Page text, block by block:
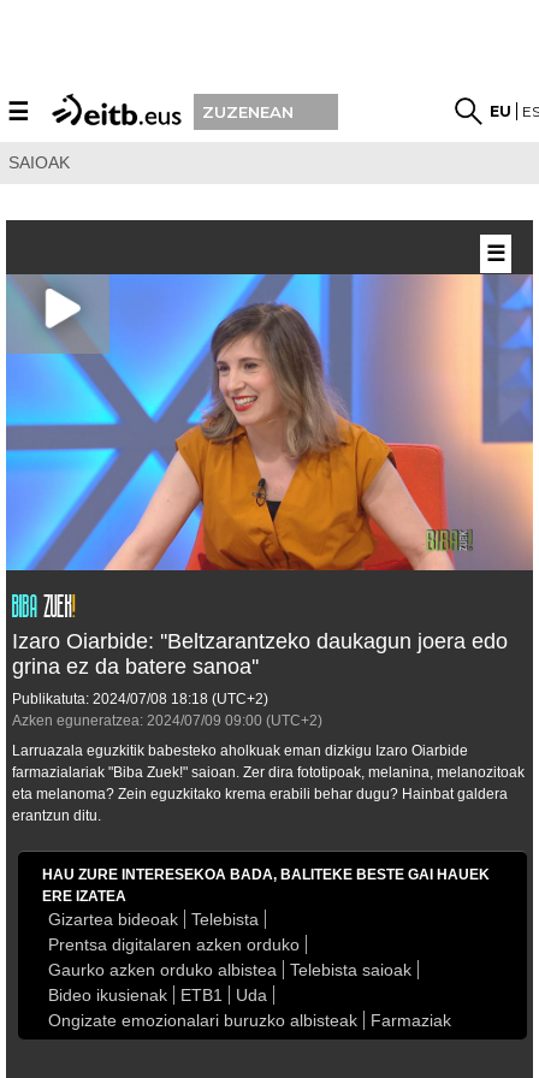
☰ ZUZENEAN EU
SAIOAK
Izaro Oiarbide: ''Beltzarantzeko daukagun joera edo
grina ez da batere sanoa''
Publikatuta: 2024/07/08 18:18 (UTC+2)
Azken eguneratzea: 2024/07/09 09:00 (UTC+2)
Larruazala eguzkitik babesteko aholkuak eman dizkigu Izaro Oiarbide
farmazialariak "Biba Zuek!" saioan. Zer dira fototipoak, melanina, melanozitoak
eta melanoma? Zein eguzkitako krema erabili behar dugu? Hainbat galdera
erantzun ditu.
HAU ZURE INTERESEKOA BADA, BALITEKE BESTE GAI HAUEK
ERE IZATEA
Gizartea bideoak
Telebista
Prentsa digitalaren azken orduko
Gaurko azken orduko albistea
Telebista saioak
Bideo ikusienak
ETB1
Uda
Ongizate emozionalari buruzko albisteak
Farmaziak
☰